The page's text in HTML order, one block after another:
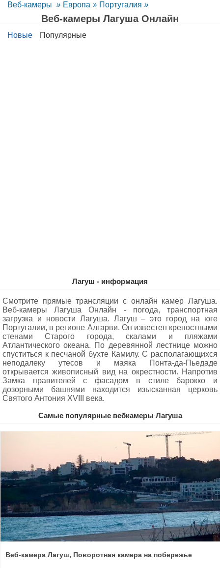
Веб-камеры » Европа » Португалия »
Веб-камеры Лагуша Oнлайн
Новые Популярные
Лагуш - информация
Смотрите прямые трансляции с онлайн камер Лагуша.
Веб-камеры Лагуша Oнлайн - погода, транспортная
загрузка и новости Лагуша. Лагуш – это город на юге
Португалии, в регионе Алгарви. Он известен крепостными
стенами Старого города, скалами и пляжами
Атлантического океана. По деревянной лестнице можно
спуститься к песчаной бухте Камилу. С располагающихся
неподалеку утесов и маяка Понта-да-Пьедаде
открывается живописный вид на окрестности. Напротив
Замка правителей с фасадом в стиле барокко и
дозорными башнями находится изысканная церковь
Святого Антония XVIII века.
Самые популярные вебкамеры Лагуша
Веб-камера Лагуш, Поворотная камера на побережье